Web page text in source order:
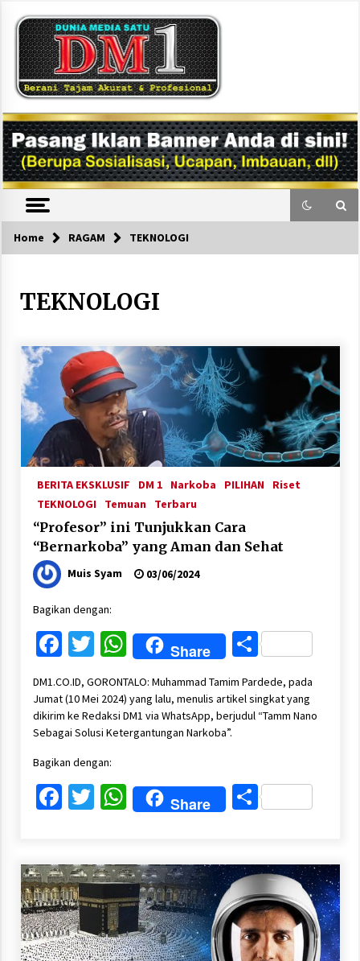
content
DM1
Home RAGAM TEKNOLOGI
TEKNOLOGI
BERITA EKSKLUSIF DM 1 Narkoba PILIHAN
Riset
TEKNOLOGI
Temuan Terbaru
“Profesor” ini Tunjukkan Cara
“Bernarkoba” yang Aman dan Sehat
Muis Syam 03/06/2024
Bagikan dengan:
Facebook
Twitter
WhatsApp
Share Share
DM1.CO.ID, GORONTALO: Muhammad Tamim Pardede, pada
Jumat (10 Mei 2024) yang lalu, menulis artikel singkat yang
dikirim ke Redaksi DM1 via WhatsApp, berjudul “Tamm Nano
Sebagai Solusi Ketergantungan Narkoba”.
Bagikan dengan:
Facebook
Twitter
WhatsApp
Share Share